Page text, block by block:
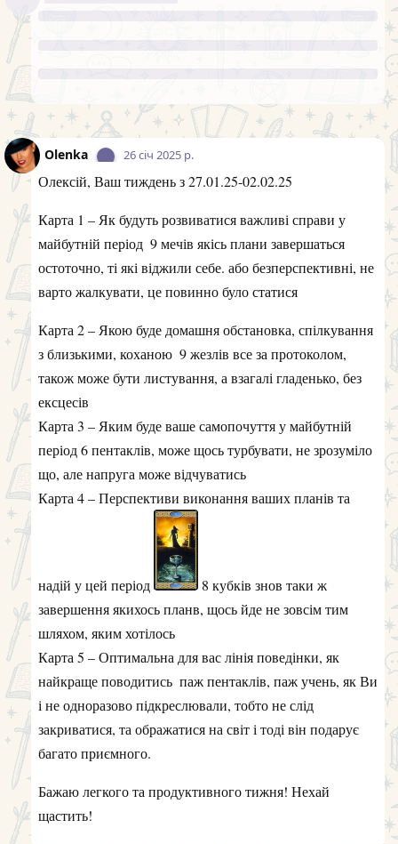
майбутній період 9 мечів якісь плани завершаться
з близькими, коханою9 жезлів все за протоколом,
також може бути листування, а взагалі гладенько, без
ексцесів
Карта 3 – Яким буде ваше самопочуття у майбутній
період6 пентаклів, може щось турбувати, не зрозуміло
що, але напруга може відчуватись
Карта 4 – Перспективи виконання ваших планів та
надій у цей період
8 кубків знов таки ж
завершення якихось планв, щось йде не зовсім тим
шляхом, яким хотілось
Карта 5 – Оптимальна для вас лінія поведінки, як
найкраще поводитисьпаж пентаклів, паж учень, як Ви
і не одноразово підкреслювали, тобто не слід
закриватися, та ображатися на світ і тоді він подарує
Бажаю легкого та продуктивного тижня! Нехай
щастить!
Олексійвідповіли на це.
Олексій 26 січ 2025 р.
Olenka
Карта 1 – Як будуть розвиватися важливі справи у
майбутній період